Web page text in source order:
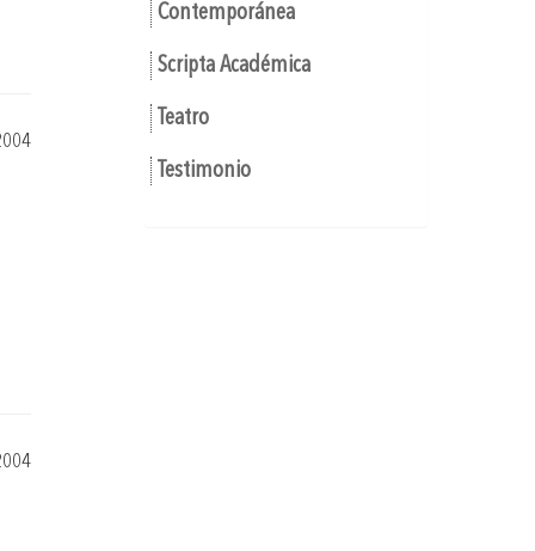
Contemporánea
Scripta Académica
Teatro
Testimonio